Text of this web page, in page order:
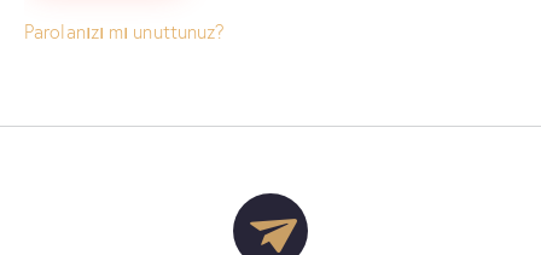
Parolanızı mı unuttunuz?